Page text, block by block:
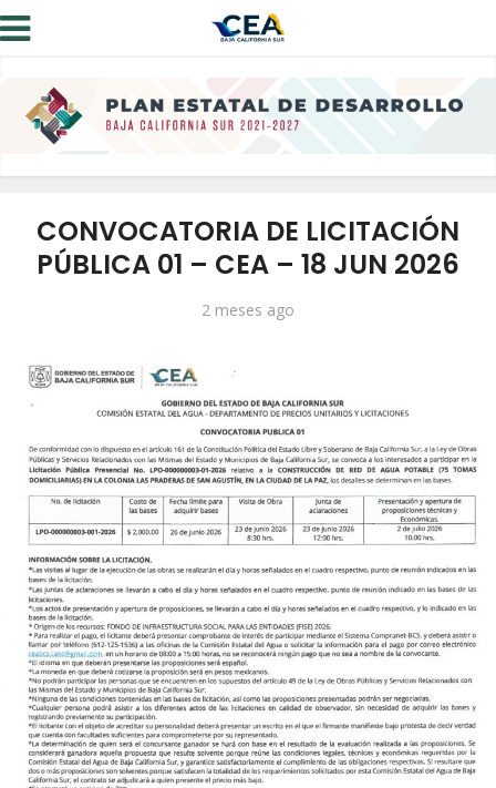
CONVOCATORIA DE LICITACIÓN
PÚBLICA 01 – CEA – 18 JUN 2026
2 meses ago